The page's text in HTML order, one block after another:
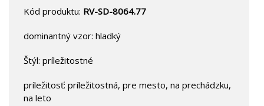
Kód produktu: RV-SD-8064.77
dominantný vzor: hladký
Štýl: príležitostné
príležitosť: príležitostná, pre mesto, na prechádzku,
na leto